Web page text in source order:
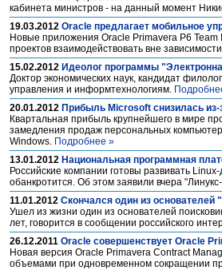
кабинета министров - на данный момент
19.03.2012 Oracle предлагает мобильное
Новые приложения Oracle Primavera P6 Team
проектов взаимодействовать вне
15.02.2012 Идеолог программы
Доктор экономических наук, кандидат
управления и информтехнологиям.
20.01.2012 Прибыль Microsoft снизилась из-
Квартальная прибыль крупнейшего в мире
замедления продаж персональных
Windows. Подробнее »
13.01.2012 Национальная программная
Российские компании готовы развивать
обанкротится. Об этом заявили вчера
11.01.2012 Скончался один из основателей
Ушел из жизни один из основателей
лет, говорится в сообщении российского
26.12.2011 Oracle совершенствует Oracle
Новая версия Oracle Primavera Contract
объемами при одновременном сокращении